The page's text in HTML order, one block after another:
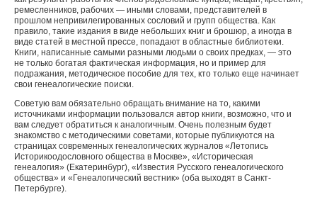
ремесленников, рабочих — иными словами, представителей в
прошлом непривилегированных сословий и групп общества. Как
правило, такие издания в виде небольших книг и брошюр, а иногда в
виде статей в местной прессе, попадают в областные библиотеки.
Книги, написанные самыми разными людьми о своих предках, — это
не только богатая фактическая информация, но и пример для
подражания, методическое пособие для тех, кто только еще начинает
свои генеалогические поиски.
Советую вам обязательно обращать внимание на то, какими
источниками информации пользовался автор книги, возможно, что и
вам следует обратиться к аналогичным. Очень полезным будет
знакомство с методическими советами, которые публикуются на
страницах современных генеалогических журналов «Летопись
Историкоодословного общества в Москве», «Историческая
генеалогия» (Екатеринбург), «Известия Русского генеалогического
общества» и «Генеалогический вестник» (оба выходят в Санкт-
Петербурге).